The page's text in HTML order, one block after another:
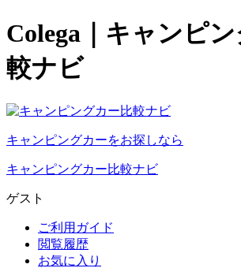
Colega｜キャンピ
較ナビ
キャンピングカーをお探しなら
キャンピングカー比較ナビ
ゲスト
ご利用ガイド
閲覧履歴
お気に入り